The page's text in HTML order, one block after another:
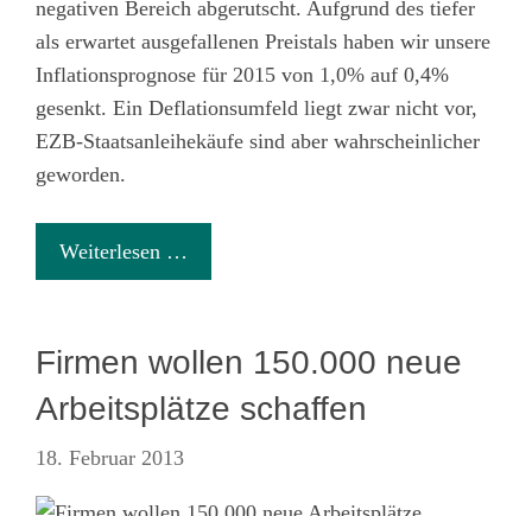
negativen Bereich abgerutscht. Aufgrund des tiefer
als erwartet ausgefallenen Preistals haben wir unsere
Inflationsprognose für 2015 von 1,0% auf 0,4%
gesenkt. Ein Deflationsumfeld liegt zwar nicht vor,
EZB-Staatsanleihekäufe sind aber wahrscheinlicher
geworden.
Weiterlesen …
Firmen wollen 150.000 neue
Arbeitsplätze schaffen
18. Februar 2013